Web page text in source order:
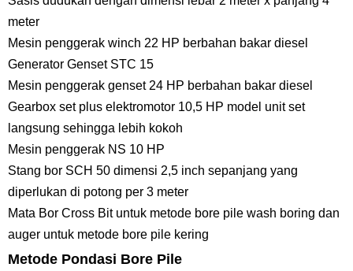
meter
Mesin penggerak winch 22 HP berbahan bakar diesel
Generator Genset STC 15
Mesin penggerak genset 24 HP berbahan bakar diesel
Gearbox set plus elektromotor 10,5 HP model unit set
langsung sehingga lebih kokoh
Mesin penggerak NS 10 HP
Stang bor SCH 50 dimensi 2,5 inch sepanjang yang
diperlukan di potong per 3 meter
Mata Bor Cross Bit untuk metode bore pile wash boring dan
auger untuk metode bore pile kering
Metode Pondasi Bore Pile